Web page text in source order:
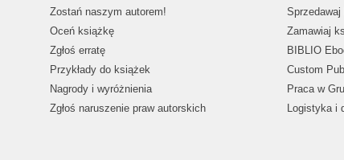
Zostań naszym autorem!
Oceń książkę
Zgłoś erratę
Przykłady do książek
Nagrody i wyróżnienia
Zgłoś naruszenie praw autorskich
Zamawiaj
BIBLIO
Custom
Praca w
Logistyka i